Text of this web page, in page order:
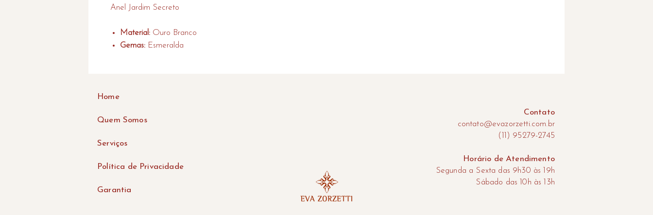
Anel Jardim Secreto
Material: Ouro Branco
Gemas: Esmeralda
Home
Quem Somos
Serviços
Política de Privacidade
Garantia
Contato
contato@evazorzetti.com.br
(11) 95279-2745
Horário de Atendimento
Segunda a Sexta das 9h30 às 19h
​Sábado das 10h às 13h